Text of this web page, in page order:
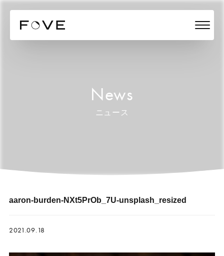
News
ニュース
aaron-burden-NXt5PrOb_7U-unsplash_resized
2021.09.18